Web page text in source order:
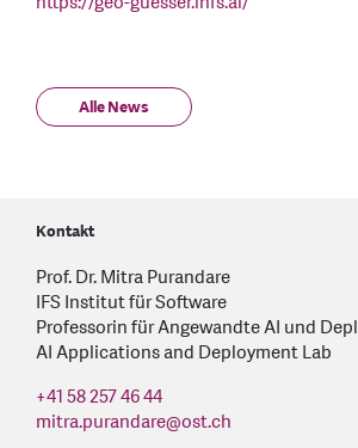
Alle News
Kontakt
Prof. Dr. Mitra Purandare
IFS Institut für Software
Professorin für Angewandte AI und
AI Applications and Deployment Lab
+41 58 257 46 44
mitra.purandare@ost.ch